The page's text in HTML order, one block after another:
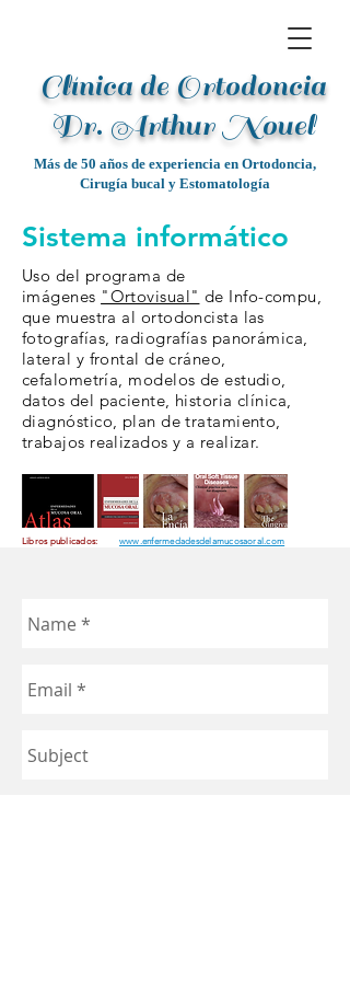
Clínica de Ortodoncia
Dr. Arthur Nouel
Más de 50 años de experiencia en Ortodoncia,
Cirugía bucal y Estomatología
Sistema informático
Uso del programa de
imágenes "Ortovisual" de Info-compu,
que muestra al ortodoncista las
fotografías, radiografías panorámica,
lateral y frontal de cráneo,
cefalometría, modelos de estudio,
datos del paciente, historia clínica,
diagnóstico, plan de tratamiento,
trabajos realizados y a realizar.
www.enfermedadesdelamucosaoral.com
Libros publicados: